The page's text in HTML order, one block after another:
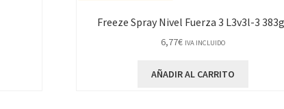
Freeze Spray Nivel Fuerza 3 L3v3l-3
6,77€ IVA INCLUIDO
AÑADIR AL CARRITO